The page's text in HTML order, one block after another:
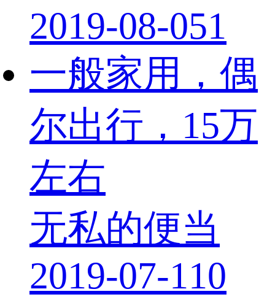
2019-08-051
一般家用，偶
尔出行，15万
左右
无私的便当
2019-07-110